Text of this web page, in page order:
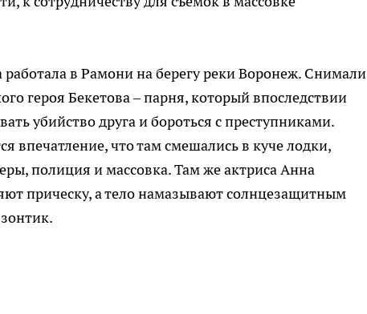
в Рамони на берегу реки Воронеж. Снимали
героя Бекетова – парня, который впоследствии
убийство друга и бороться с преступниками.
впечатление, что там смешались в куче лодки,
полиция и массовка. Там же актриса Анна
прическу, а тело намазывают солнцезащитным